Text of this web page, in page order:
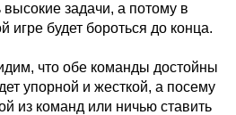
задачи, а потому в
игре будет бороться до конца.
что обе команды достойны
упорной и жесткой, а посему
из команд или ничью ставить